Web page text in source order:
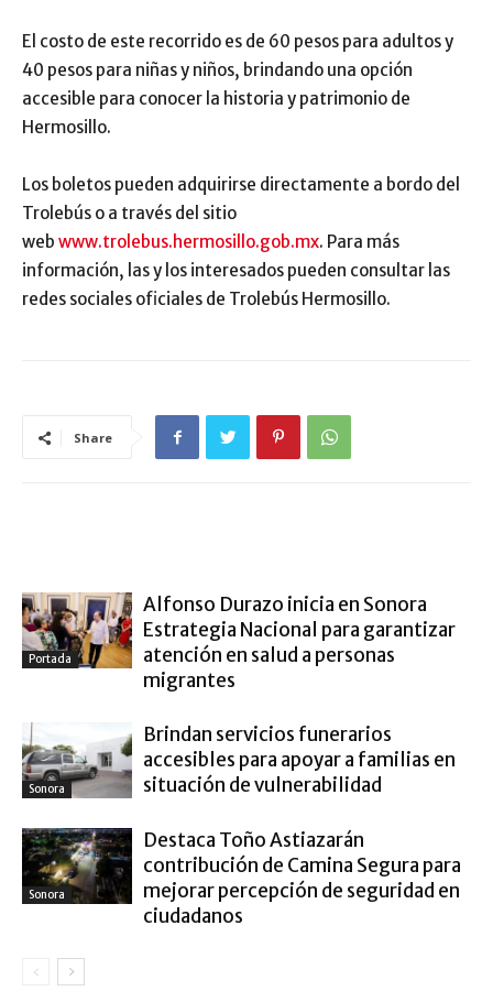
El costo de este recorrido es de 60 pesos para adultos y
40 pesos para niñas y niños, brindando una opción
accesible para conocer la historia y patrimonio de
Hermosillo.
Los boletos pueden adquirirse directamente a bordo del
Trolebús o a través del sitio
web www.trolebus.hermosillo.gob.mx. Para más
información, las y los interesados pueden consultar las
redes sociales oficiales de Trolebús Hermosillo.
Share
Portada
Alfonso Durazo inicia en Sonora
Estrategia Nacional para garantizar
atención en salud a personas
migrantes
Sonora
Brindan servicios funerarios
accesibles para apoyar a familias en
situación de vulnerabilidad
Sonora
Destaca Toño Astiazarán
contribución de Camina Segura para
mejorar percepción de seguridad en
ciudadanos